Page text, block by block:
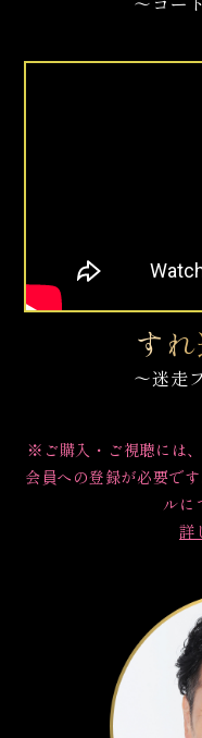
す
～迷走
※ご購入・ご視聴には
会員への登録が必要で
ルに
詳